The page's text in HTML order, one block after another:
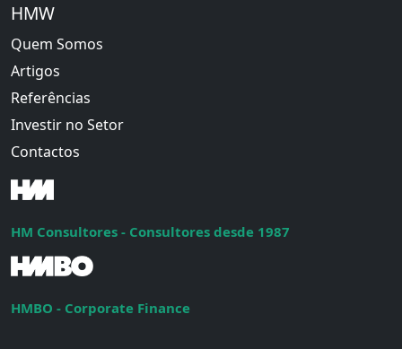
HMW
Quem Somos
Artigos
Referências
Investir no Setor
Contactos
HM Consultores - Consultores desde 1987
HMBO - Corporate Finance